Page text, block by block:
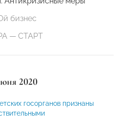
бизнес
— СТАРТ
2020
госорганов признаны